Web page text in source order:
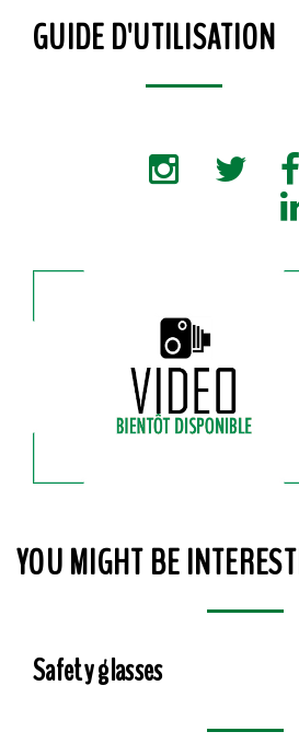
GUIDE D'UTILISATION
YOU MIGHT BE
Safety glasses